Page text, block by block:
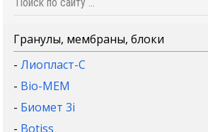
Гранулы, мембраны, блоки
-Лиопласт-С
- Bio-MEM
- Биомет 3i
- Botiss